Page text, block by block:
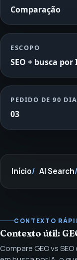
Comparação
ESCOPO
SEO + busca por
PEDIDO DE 90
03
Início AI Search
CONTEXTO
Contexto útil:
Compare GEO vs